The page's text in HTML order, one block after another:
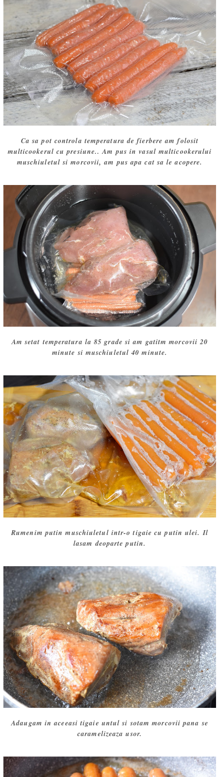
Ca sa pot controla temperatura de fierbere am folosit
multicookerul cu presiune.. Am pus in vasul multicookerului
muschiuletul si morcovii, am pus apa cat sa le acopere.
Am setat temperatura la 85 grade si am gatitm morcovii 20
minute si muschiuletul 40 minute.
Rumenim putin muschiuletul intr-o tigaie cu putin ulei. Il
lasam deoparte putin.
Adaugam in aceeasi tigaie untul si sotam morcovii pana se
caramelizeaza usor.